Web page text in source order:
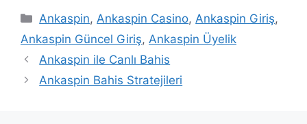
Kategoriler
Ankaspin, Ankaspin Casino, Ankaspin Giriş,
Ankaspin Güncel Giriş, Ankaspin Üyelik
Ankaspin ile Canlı Bahis
Ankaspin Bahis Stratejileri